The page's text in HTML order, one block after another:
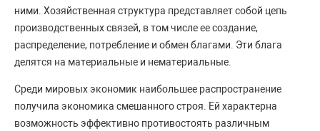
ними. Хозяйственная структура представляет собой цепь
производственных связей, в том числе ее создание,
распределение, потребление и обмен благами. Эти блага
делятся на материальные и нематериальные.
Среди мировых экономик наибольшее распространение
получила экономика смешанного строя. Ей характерна
возможность эффективно противостоять различным